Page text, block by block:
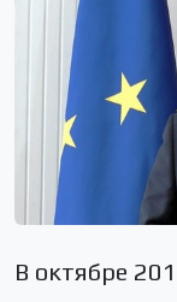
В октябре